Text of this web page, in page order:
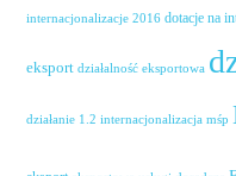
internacjonalizacje 2016 dotacje na
eksport działalność eksportowa
działanie 1.2 internacjonalizacja mśp